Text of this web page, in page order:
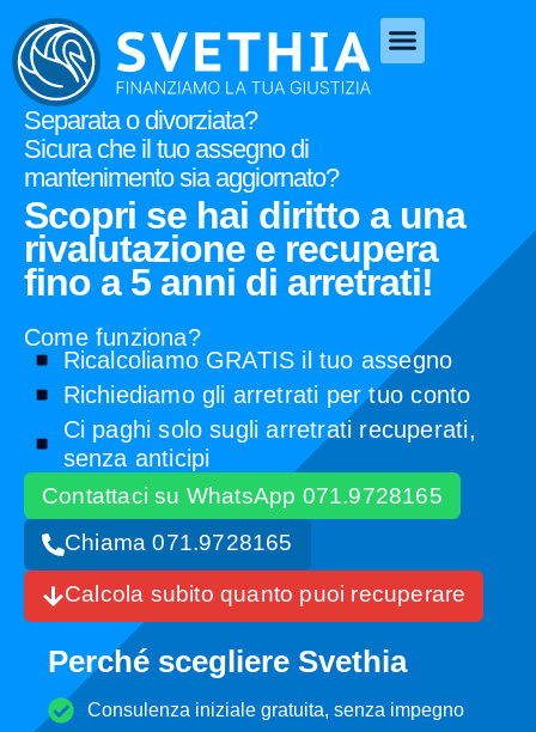
Separata o divorziata?
Sicura che il tuo assegno di
mantenimento sia aggiornato?
Scopri se hai diritto a una
rivalutazione e recupera
fino a 5 anni di arretrati!
Come funziona?
Ricalcoliamo GRATIS il tuo assegno
Richiediamo gli arretrati per tuo conto
Ci paghi solo sugli arretrati recuperati,
senza anticipi
Contattaci su WhatsApp 071.9728165
Chiama 071.9728165
Calcola subito quanto puoi recuperare
Perché scegliere Svethia
Consulenza iniziale gratuita, senza impegno